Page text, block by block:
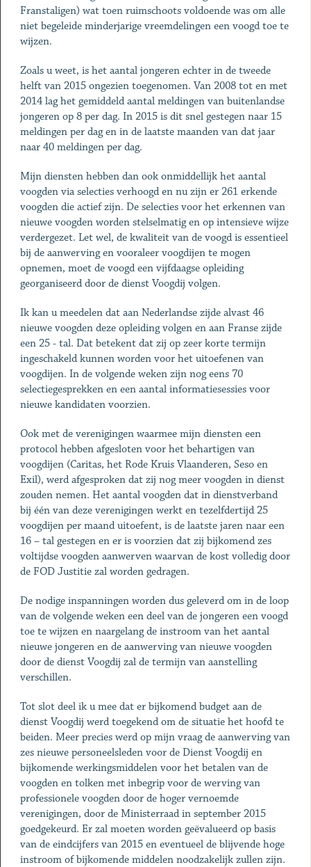
Franstaligen) wat toen ruimschoots voldoende was om alle
niet begeleide minderjarige vreemdelingen een voogd toe te
wijzen.
Zoals u weet, is het aantal jongeren echter in de tweede
helft van 2015 ongezien toegenomen. Van 2008 tot en met
2014 lag het gemiddeld aantal meldingen van buitenlandse
jongeren op 8 per dag. In 2015 is dit snel gestegen naar 15
meldingen per dag en in de laatste maanden van dat jaar
naar 40 meldingen per dag.
Mijn diensten hebben dan ook onmiddellijk het aantal
voogden via selecties verhoogd en nu zijn er 261 erkende
voogden die actief zijn. De selecties voor het erkennen van
nieuwe voogden worden stelselmatig en op intensieve wijze
verdergezet. Let wel, de kwaliteit van de voogd is essentieel
bij de aanwerving en vooraleer voogdijen te mogen
opnemen, moet de voogd een vijfdaagse opleiding
georganiseerd door de dienst Voogdij volgen.
Ik kan u meedelen dat aan Nederlandse zijde alvast 46
nieuwe voogden deze opleiding volgen en aan Franse zijde
een 25 - tal. Dat betekent dat zij op zeer korte termijn
ingeschakeld kunnen worden voor het uitoefenen van
voogdijen. In de volgende weken zijn nog eens 70
selectiegesprekken en een aantal informatiesessies voor
nieuwe kandidaten voorzien.
Ook met de verenigingen waarmee mijn diensten een
protocol hebben afgesloten voor het behartigen van
voogdijen (Caritas, het Rode Kruis Vlaanderen, Seso en
Exil), werd afgesproken dat zij nog meer voogden in dienst
zouden nemen. Het aantal voogden dat in dienstverband
bij één van deze verenigingen werkt en tezelfdertijd 25
voogdijen per maand uitoefent, is de laatste jaren naar een
16 – tal gestegen en er is voorzien dat zij bijkomend zes
voltijdse voogden aanwerven waarvan de kost volledig door
de FOD Justitie zal worden gedragen.
De nodige inspanningen worden dus geleverd om in de loop
van de volgende weken een deel van de jongeren een voogd
toe te wijzen en naargelang de instroom van het aantal
nieuwe jongeren en de aanwerving van nieuwe voogden
door de dienst Voogdij zal de termijn van aanstelling
verschillen.
Tot slot deel ik u mee dat er bijkomend budget aan de
dienst Voogdij werd toegekend om de situatie het hoofd te
beiden. Meer precies werd op mijn vraag de aanwerving van
zes nieuwe personeelsleden voor de Dienst Voogdij en
bijkomende werkingsmiddelen voor het betalen van de
voogden en tolken met inbegrip voor de werving van
professionele voogden door de hoger vernoemde
verenigingen, door de Ministerraad in september 2015
goedgekeurd. Er zal moeten worden geëvalueerd op basis
van de eindcijfers van 2015 en eventueel de blijvende hoge
instroom of bijkomende middelen noodzakelijk zullen zijn.